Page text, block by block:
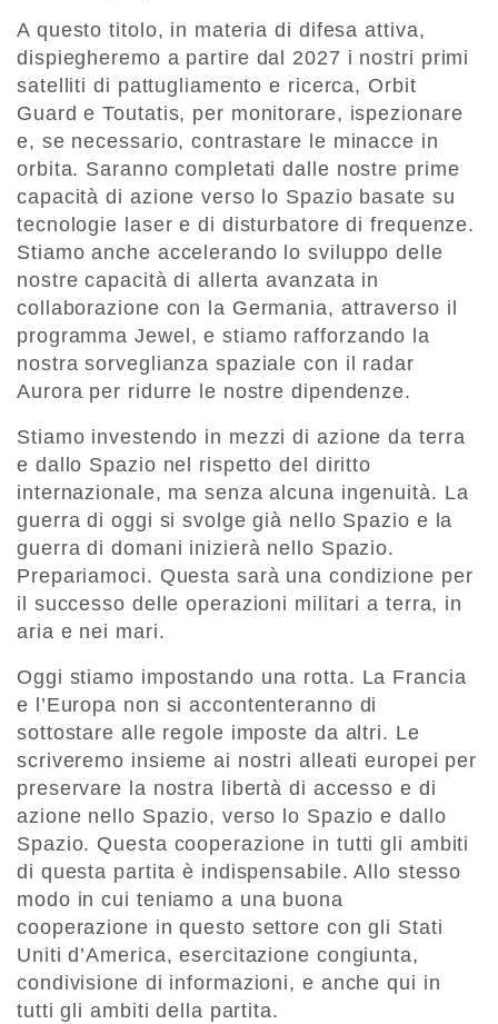
A questo titolo, in materia di difesa attiva,
dispiegheremo a partire dal 2027 i nostri primi
satelliti di pattugliamento e ricerca, Orbit
Guard e Toutatis, per monitorare, ispezionare
e, se necessario, contrastare le minacce in
orbita. Saranno completati dalle nostre prime
capacità di azione verso lo Spazio basate su
tecnologie laser e di disturbatore di frequenze.
Stiamo anche accelerando lo sviluppo delle
nostre capacità di allerta avanzata in
collaborazione con la Germania, attraverso il
programma Jewel, e stiamo rafforzando la
nostra sorveglianza spaziale con il radar
Aurora per ridurre le nostre dipendenze.
Stiamo investendo in mezzi di azione da terra
e dallo Spazio nel rispetto del diritto
internazionale, ma senza alcuna ingenuità. La
guerra di oggi si svolge già nello Spazio e la
guerra di domani inizierà nello Spazio.
Prepariamoci. Questa sarà una condizione per
il successo delle operazioni militari a terra, in
aria e nei mari.
Oggi stiamo impostando una rotta. La Francia
e l’Europa non si accontenteranno di
sottostare alle regole imposte da altri. Le
scriveremo insieme ai nostri alleati europei per
preservare la nostra libertà di accesso e di
azione nello Spazio, verso lo Spazio e dallo
Spazio. Questa cooperazione in tutti gli ambiti
di questa partita è indispensabile. Allo stesso
modo in cui teniamo a una buona
cooperazione in questo settore con gli Stati
Uniti d’America, esercitazione congiunta,
condivisione di informazioni, e anche qui in
tutti gli ambiti della partita.